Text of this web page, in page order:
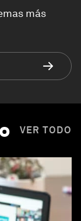
más
VER TODO